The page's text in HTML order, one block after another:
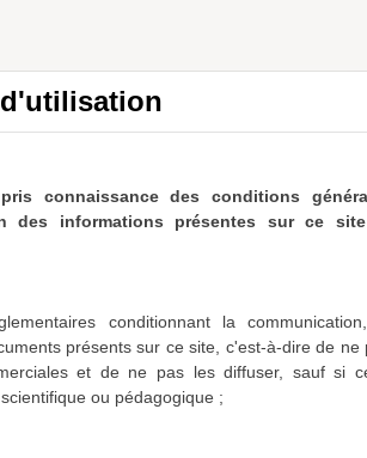
connaissance des conditions
des informations présentes sur ce
conditionnant la
présents sur ce site, c'est-à-dire de ne
et de ne pas les diffuser, sauf si
ou pédagogique ;